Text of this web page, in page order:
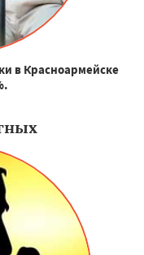
в Красноармейске